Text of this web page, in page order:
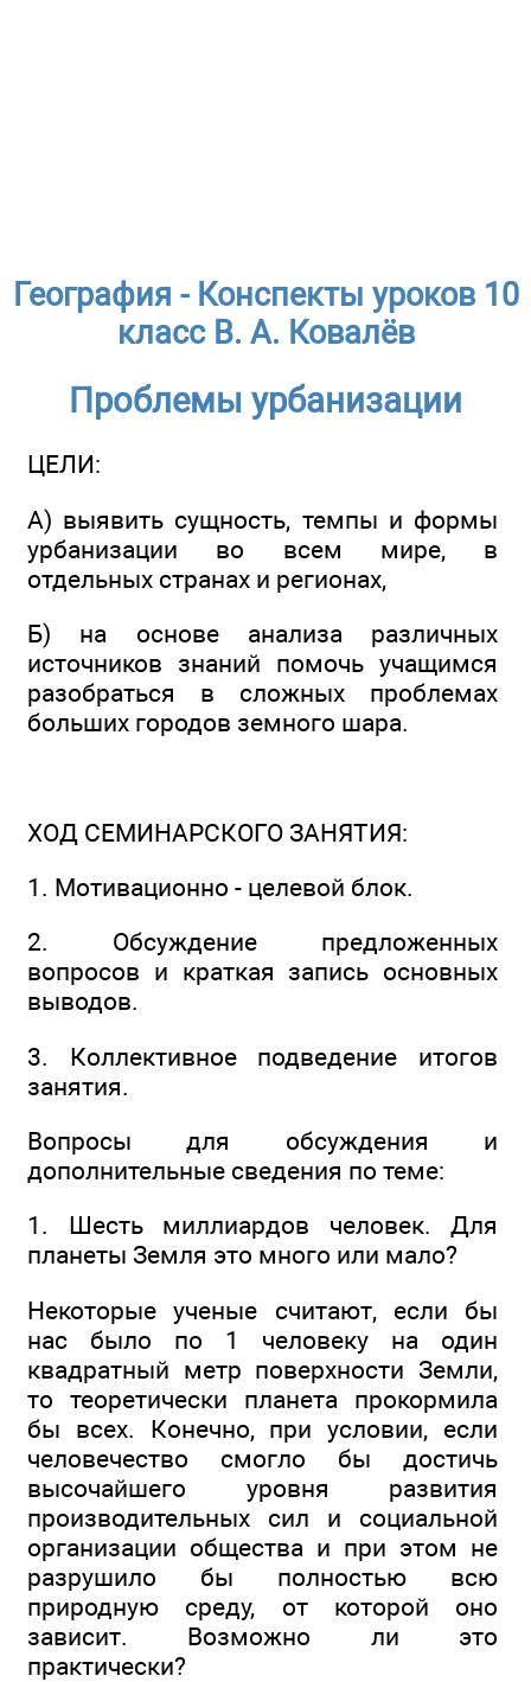
География - Конспекты уроков 10
класс В. А. Ковалёв
Проблемы урбанизации
ЦЕЛИ:
А) выявить сущность, темпы и формы
урбанизации во всем мире, в
отдельных странах и регионах,
Б) на основе анализа различных
источников знаний помочь учащимся
разобраться в сложных проблемах
больших городов земного шара.
ХОД СЕМИНАРСКОГО ЗАНЯТИЯ:
1. Мотивационно - целевой блок.
2. Обсуждение предложенных
вопросов и краткая запись основных
выводов.
3. Коллективное подведение итогов
занятия.
Вопросы для обсуждения и
дополнительные сведения по теме:
1. Шесть миллиардов человек. Для
планеты Земля это много или мало?
Некоторые ученые считают, если бы
нас было по 1 человеку на один
квадратный метр поверхности Земли,
то теоретически планета прокормила
бы всех. Конечно, при условии, если
человечество смогло бы достичь
высочайшего уровня развития
производительных сил и социальной
организации общества и при этом не
разрушило бы полностью всю
природную среду, от которой оно
зависит. Возможно ли это
практически?